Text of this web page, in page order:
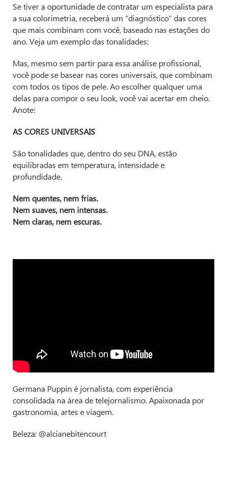
Se tiver a oportunidade de contratar um especialista para
a sua colorimetria, receberá um “diagnóstico” das cores
que mais combinam com você, baseado nas estações do
ano. Veja um exemplo das tonalidades:
Mas, mesmo sem partir para essa análise profissional,
você pode se basear nas cores universais, que combinam
com todos os tipos de pele. Ao escolher qualquer uma
delas para compor o seu look, você vai acertar em cheio.
Anote:
AS CORES UNIVERSAIS
São tonalidades que, dentro do seu DNA, estão
equilibradas em temperatura, intensidade e
profundidade.
Nem quentes, nem frias.
Nem suaves, nem intensas.
Nem claras, nem escuras.
Germana Puppin é jornalista, com experiência
consolidada na área de telejornalismo. Apaixonada por
gastronomia, artes e viagem.
Beleza: @alcianebitencourt